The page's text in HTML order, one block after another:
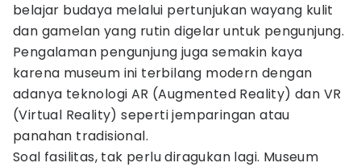
belajar budaya melalui pertunjukan wayang kulit
dan gamelan yang rutin digelar untuk pengunjung.
Pengalaman pengunjung juga semakin kaya
karena museum ini terbilang modern dengan
adanya teknologi AR (Augmented Reality) dan VR
(Virtual Reality) seperti jemparingan atau
panahan tradisional.
Soal fasilitas, tak perlu diragukan lagi. Museum